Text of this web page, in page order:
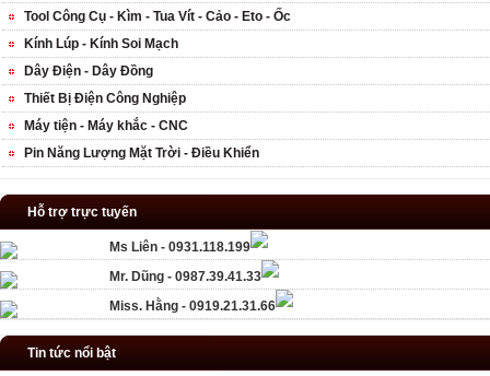
Tool Công Cụ - Kìm - Tua Vít - Cảo - Eto - Ốc
Kính Lúp - Kính Soi Mạch
Dây Điện - Dây Đồng
Thiết Bị Điện Công Nghiệp
Máy tiện - Máy khắc - CNC
Pin Năng Lượng Mặt Trời - Điều Khiển
Hỗ trợ trực tuyến
Ms Liên - 0931.118.199
Mr. Dũng - 0987.39.41.33
Miss. Hằng - 0919.21.31.66
Tin tức nổi bật